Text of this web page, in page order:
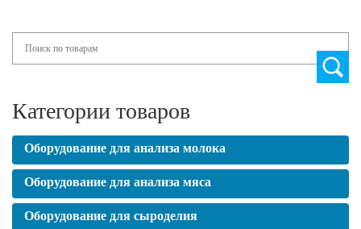
Категории товаров
Оборудование для анализа молока
Оборудование для анализа мяса
Оборудование для сыроделия